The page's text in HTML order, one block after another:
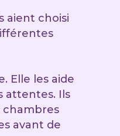
aient choisi
Elle les aide
attentes. Ils
chambres
avant de